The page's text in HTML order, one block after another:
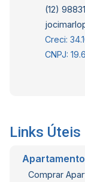
(12)
Creci:
CNPJ:
Links Úteis
Comprar